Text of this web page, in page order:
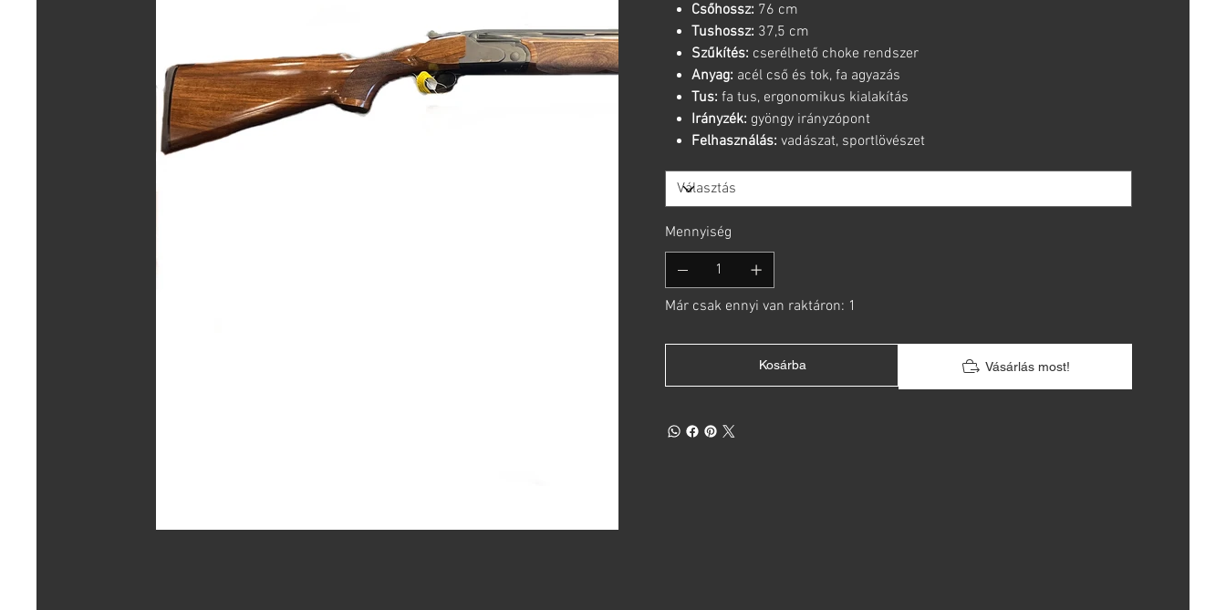
Csőhossz: 76 cm
Tushossz: 37,5 cm
Szűkítés: cserélhető choke rendszer
Anyag: acél cső és tok, fa agyazás
Tus: fa tus, ergonomikus kialakítás
Irányzék: gyöngy irányzópont
Felhasználás: vadászat, sportlövészet
Mennyiség
Már csak ennyi van raktáron: 1
Kosárba Vásárlás most!